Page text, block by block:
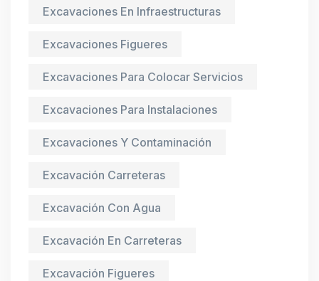
Excavaciones En Infraestructuras
Excavaciones Figueres
Excavaciones Para Colocar Servicios
Excavaciones Para Instalaciones
Excavaciones Y Contaminación
Excavación Carreteras
Excavación Con Agua
Excavación En Carreteras
Excavación Figueres